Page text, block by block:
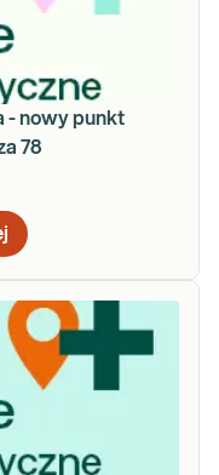
- nowy punkt
78